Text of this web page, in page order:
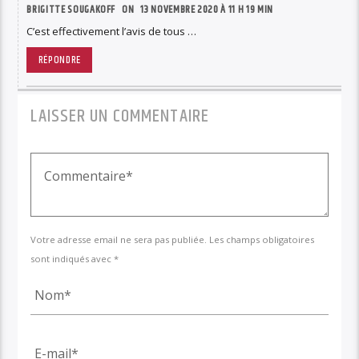
BRIGITTE SOUGAKOFF ON13 NOVEMBRE 2020 À 11 H 19 MIN
C’est effectivement l’avis de tous …
RÉPONDRE
LAISSER UN COMMENTAIRE
Votre adresse email ne sera pas publiée. Les champs obligatoires
sont indiqués avec *